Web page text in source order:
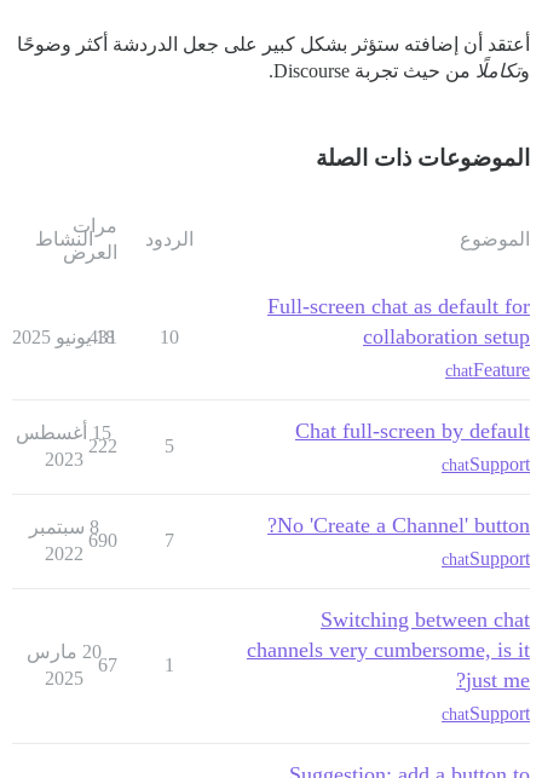
أعتقد أن إضافته ستؤثر بشكل كبير على جعل الدردشة أكثر وضوحًا
وتكاملًا من حيث تجربة Discourse.
الموضوعات ذات الصلة
الموضوع الردود
مرات
العرض
النشاط
Full-screen chat as default for
collaboration setup
Feature
chat
10
431
18 يونيو 2025
Chat full-screen by default
Support
chat
5
222
15 أغسطس
2023
No 'Create a Channel' button?
Support
chat
7
690
8 سبتمبر
2022
Switching between chat
channels very cumbersome, is it
just me?
Support
chat
1
67
20 مارس
2025